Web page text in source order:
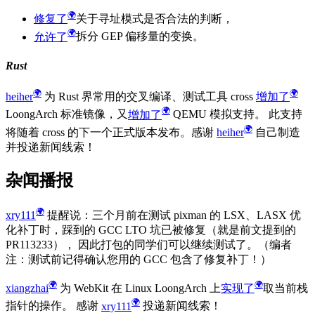
修复了
关于寻址模式是否合法的判断，
允许了
拆分 GEP 偏移量的变换。
Rust
heiher 为 Rust 界常用的交叉编译、测试工具 cross 增加了
LoongArch 标准镜像，又增加了
QEMU 模拟支持。 此支持
将随着 cross 的下一个正式版本发布。感谢 heiher
自己制造
并投递新闻线索！
杂闻播报
xry111
提醒说：三个月前在测试 pixman 的 LSX、LASX 优
化补丁时，踩到的 GCC LTO 坑已被修复（就是前文提到的
PR113233）， 因此打包的同学们可以继续测试了。（编者
注：测试前记得确认您用的 GCC 包含了修复补丁！）
xiangzhai 为 WebKit 在 Linux LoongArch 上实现了
取当前栈
指针的操作。 感谢 xry111 投递新闻线索！